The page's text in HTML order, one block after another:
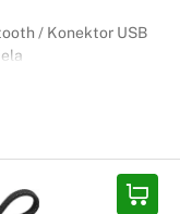
/ Konektor USB